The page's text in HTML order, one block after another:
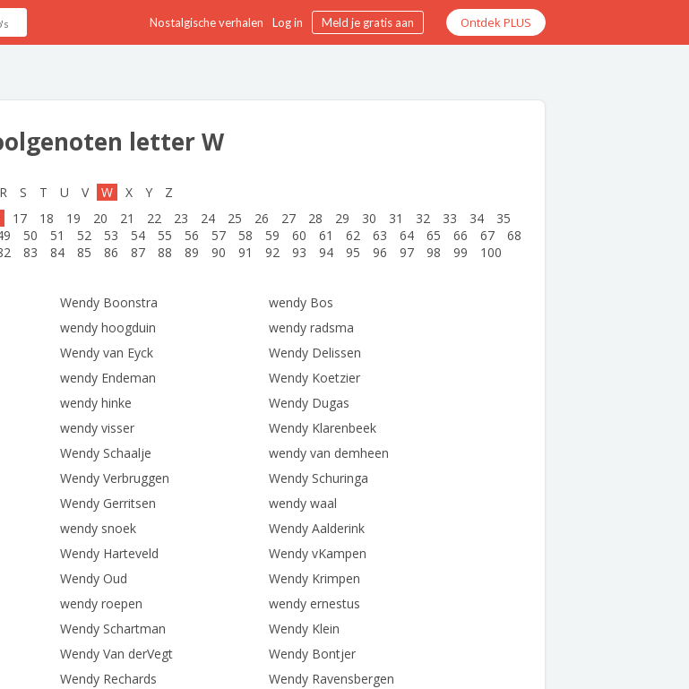
Nostalgische verhalen Log in Meld je gratis aan Ontdek PLUS
letter W
R S T U V W X Y
Z
17 18 19 20 21 22 23 24 25 26 27 28 29 30 31 32 33 34
35
50 51 52 53 54 55 56 57 58 59 60 61 62 63 64 65 66 67
68
83 84 85 86 87 88 89 90 91 92 93 94 95 96 97 98 99
100
Wendy Boonstra
wendy Bos
wendy hoogduin
wendy radsma
Wendy van Eyck
Wendy Delissen
wendy Endeman
Wendy Koetzier
wendy hinke
Wendy Dugas
wendy visser
Wendy Klarenbeek
Wendy Schaalje
wendy van demheen
Wendy Verbruggen
Wendy Schuringa
Wendy Gerritsen
wendy waal
wendy snoek
Wendy Aalderink
Wendy Harteveld
Wendy vKampen
Wendy Oud
Wendy Krimpen
wendy roepen
wendy ernestus
Wendy Schartman
Wendy Klein
Wendy Van derVegt
Wendy Bontjer
Wendy Rechards
Wendy Ravensbergen